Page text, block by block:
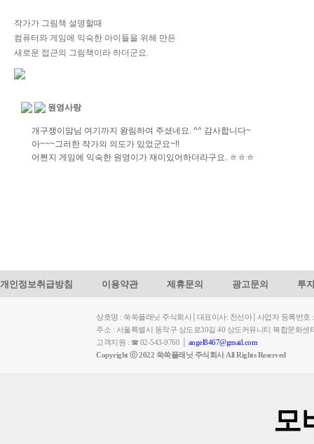
작가가 그림책 설명할때
컴퓨터와 게임에 익숙한 아이들을 위해 만든
새로운 접근의 그림책이라 하더군요.
원영사랑
개구쟁이맘님 여기까지 왕림하여 주셨네요. ^^ 감사합니다~
아~~~그러한 작가의 의도가 있었군요~!!
어쩐지 게임에 익숙한 원영이가 재미있어하더라구요. ㅎㅎㅎ
개인정보취급방침 이용약관 제휴문의 광고문의 투
상호명 : 쑥쑥플래닛 주식회사│대표이사: 천선아│사업자 등록번호
주소 : 서울특별시 동작구 상도로30길 40 상도커뮤니티 복합문화
고객지원 : ☎ 02-543-9760 │ angel8467@gmail.com
Copyright ⓒ 2022 쑥쑥플래닛 주식회사 All Rights Reserved
모